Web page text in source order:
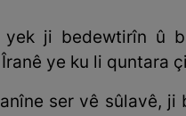
yek ji bedewtirîn û
ye ku li quntara
ser vê sûlavê,